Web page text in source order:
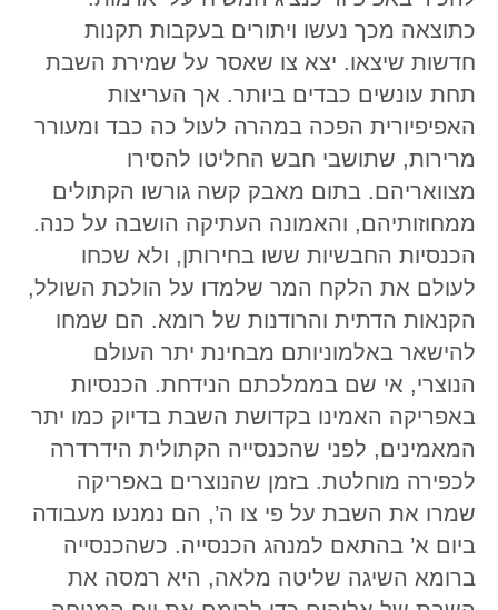
כתוצאה מכך נעשו ויתורים בעקבות תקנות
חדשות שיצאו. יצא צו שאסר על שמירת השבת
תחת עונשים כבדים ביותר. אך העריצות
האפיפיורית הפכה במהרה לעול כה כבד ומעורר
מרירות, שתושבי חבש החליטו להסירו
מצוואריהם. בתום מאבק קשה גורשו הקתולים
ממחוזותיהם, והאמונה העתיקה הושבה על כנה.
הכנסיות החבשיות ששו בחירותן, ולא שכחו
לעולם את הלקח המר שלמדו על הולכת השולל,
הקנאות הדתית והרודנות של רומא. הם שמחו
להישאר באלמוניותם מבחינת יתר העולם
הנוצרי, אי שם בממלכתם הנידחת. הכנסיות
באפריקה האמינו בקדושת השבת בדיוק כמו יתר
המאמינים, לפני שהכנסייה הקתולית הידרדרה
לכפירה מוחלטת. בזמן שהנוצרים באפריקה
שמרו את השבת על פי צו ה’, הם נמנעו מעבודה
ביום א’ בהתאם למנהג הכנסייה. כשהכנסייה
ברומא השיגה שליטה מלאה, היא רמסה את